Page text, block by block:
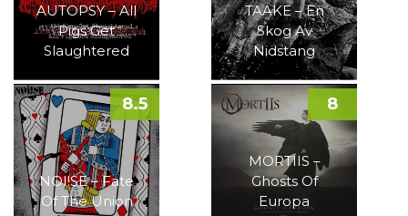
AUTOPSY – All
Pigs Get
Slaughtered
TAAKE – En
Skog Av
Nidstang
NOI!SE – Fate
Of The Union
8.5
MORTIIS –
Ghosts Of
Europa
8